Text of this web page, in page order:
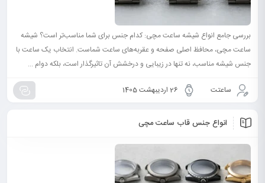
بررسی جامع انواع شیشه ساعت مچی: کدام جنس برای شما مناسب‌تر است؟ شیشه
ساعت مچی، محافظ اصلی صفحه و عقربه‌های ساعت شماست. انتخاب یک ساعت با
جنس شیشه مناسب، نه تنها در زیبایی و درخشش آن تاثیرگذار است، بلکه دوام ...
ساعتت 26 اردیبهشت 1405
انواع جنس قاب ساعت مچی